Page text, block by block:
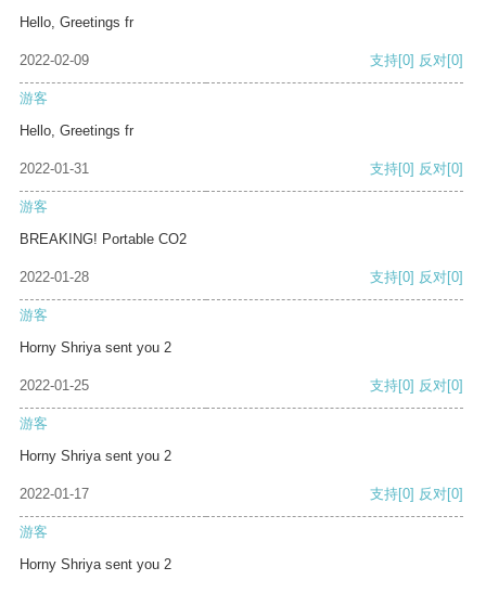
Hello, Greetings fr
2022-02-09 支持[0] 反对[0]
游客
Hello, Greetings fr
2022-01-31 支持[0] 反对[0]
游客
BREAKING! Portable CO2
2022-01-28 支持[0] 反对[0]
游客
Horny Shriya sent you 2
2022-01-25 支持[0] 反对[0]
游客
Horny Shriya sent you 2
2022-01-17 支持[0] 反对[0]
游客
Horny Shriya sent you 2